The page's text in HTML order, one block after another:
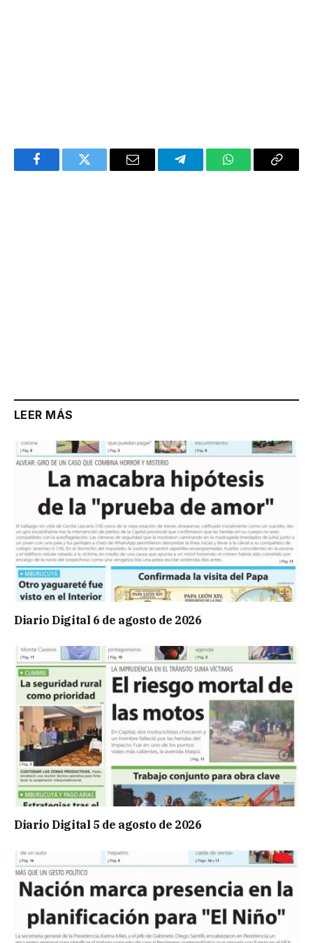
FacebookTwitter Email TelegramWhatsAppCopy
LEER MÁS
Diario Digital 6 de agosto de 2026
Diario Digital 5 de agosto de 2026